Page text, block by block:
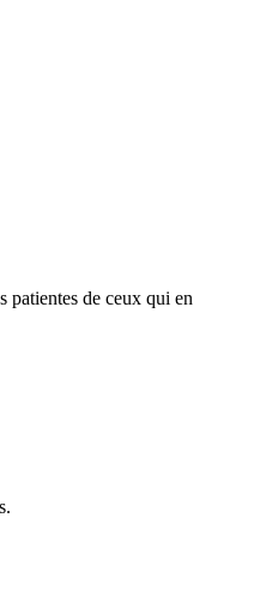
patientes de ceux qui en